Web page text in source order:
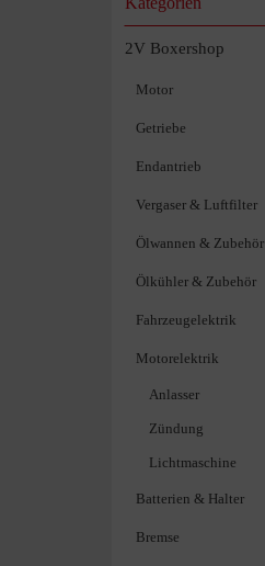
2V Boxershop
Motor
Getriebe
Endantrieb
Vergaser & Luftfilter
Ölwannen & Zubehör
Ölkühler & Zubehör
Fahrzeugelektrik
Motorelektrik
Anlasser
Zündung
Lichtmaschine
Batterien & Halter
Bremse